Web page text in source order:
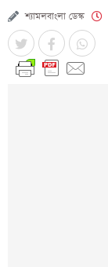
শ্যামলবাংলা ডেস্ক